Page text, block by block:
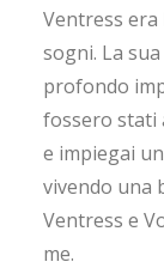
Ventress
sogni. La
profondo
fossero stati
e impiegai
vivendo una
Ventress e
me.